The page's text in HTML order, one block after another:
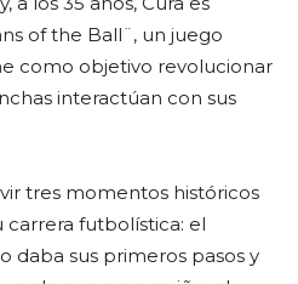
of the Ball¨, un juego
como objetivo revolucionar
interactúan con sus
tres momentos históricos
carrera futbolística: el
daba sus primeros pasos y